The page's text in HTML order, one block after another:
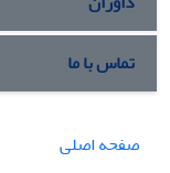
تماس با ما
صفحه اصلی